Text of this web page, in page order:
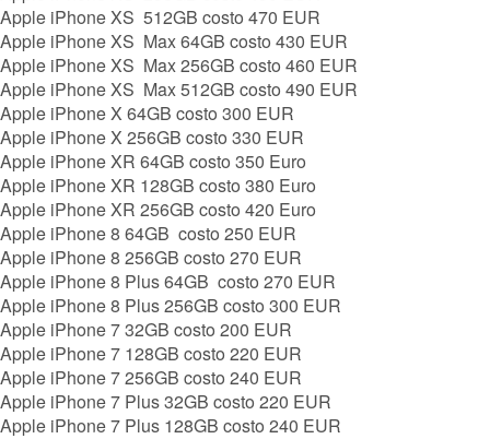
Apple iPhone XS 512GB costo 470 EUR
Apple iPhone XS Max 64GB costo 430 EUR
Apple iPhone XS Max 256GB costo 460 EUR
Apple iPhone XS Max 512GB costo 490 EUR
Apple iPhone X 64GB costo 300 EUR
Apple iPhone X 256GB costo 330 EUR
Apple iPhone XR 64GB costo 350 Euro
Apple iPhone XR 128GB costo 380 Euro
Apple iPhone XR 256GB costo 420 Euro
Apple iPhone 8 64GB costo 250 EUR
Apple iPhone 8 256GB costo 270 EUR
Apple iPhone 8 Plus 64GB costo 270 EUR
Apple iPhone 8 Plus 256GB costo 300 EUR
Apple iPhone 7 32GB costo 200 EUR
Apple iPhone 7 128GB costo 220 EUR
Apple iPhone 7 256GB costo 240 EUR
Apple iPhone 7 Plus 32GB costo 220 EUR
Apple iPhone 7 Plus 128GB costo 240 EUR